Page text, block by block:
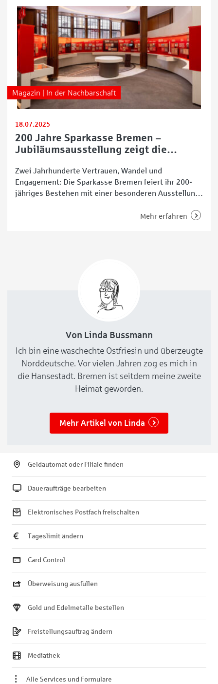
historischen Fotos die vielfältigen Facetten
Magazin | In der Nachbarschaft
18.07.2025
200 Jahre Sparkasse Bremen –
Jubiläumsausstellung zeigt die
Zwei Jahrhunderte Vertrauen, Wandel und
Engagement: Die Sparkasse Bremen feiert ihr 200-
jähriges Bestehen mit einer besonderen Ausstellung,
öffentlich zugänglich ist. Unter dem Motto „200 Jahre
Mehr erfahren
Von Linda Bussmann
Ich bin eine waschechte Ostfriesin und überzeugte
Norddeutsche. Vor vielen Jahren zog es mich in
die Hansestadt. Bremen ist seitdem meine zweite
Heimat geworden.
Mehr Artikel von Linda
Geldautomat oder Filiale finden
Daueraufträge bearbeiten
Elektronisches Postfach freischalten
Tageslimit ändern
Card Control
Überweisung ausfüllen
Gold und Edelmetalle bestellen
Freistellungsauftrag ändern
Mediathek
Alle Services und Formulare